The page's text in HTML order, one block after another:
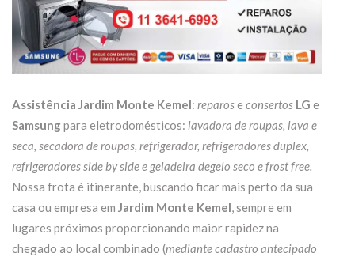
Assistência Jardim Monte Kemel: reparose consertos LG e
Samsungpara eletrodomésticos: lavadora de roupas, lava e
seca, secadora de roupas, refrigerador, refrigeradores duplex,
refrigeradores side by side e geladeira degelo seco e frost free.
Nossa frota é itinerante, buscando ficar mais perto da sua
casa ou empresa em Jardim Monte Kemel, sempre em
lugares próximos proporcionando maior rapidez na
chegado ao local combinado (mediante cadastro antecipado